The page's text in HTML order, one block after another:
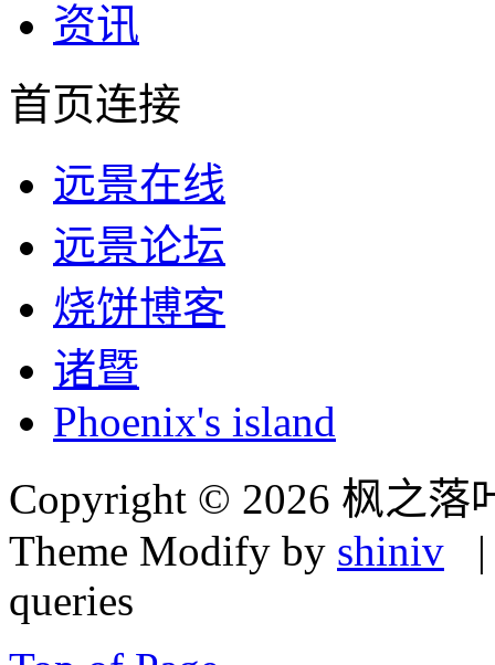
资讯
首页连接
远景在线
远景论坛
烧饼博客
诸暨
Phoenix's island
Copyright © 2026 枫之落
Theme Modify by shiniv |
queries